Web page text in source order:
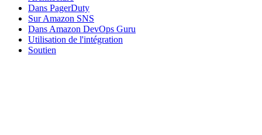
Dans PagerDuty
Sur Amazon SNS
Dans Amazon DevOps Guru
Utilisation de l'intégration
Soutien